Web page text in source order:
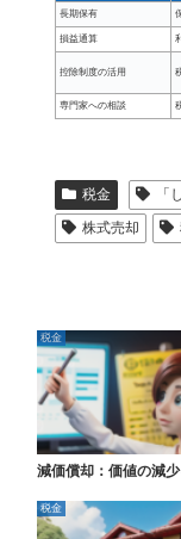
長期保有
損益通算
控除制度の活用
専門家への相談
税金 「
株式売却
税金
減価償却：価値の減
税金